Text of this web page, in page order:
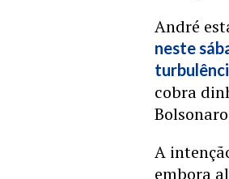
André
neste
cobra
A
embora